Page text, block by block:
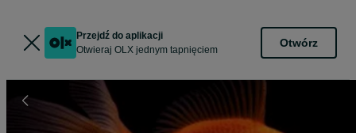
Przejdź do aplikacji
Otwieraj OLX jednym tapnięciem
Otwórz